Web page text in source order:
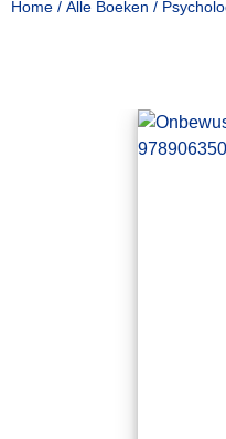
Home / Alle Boeken /